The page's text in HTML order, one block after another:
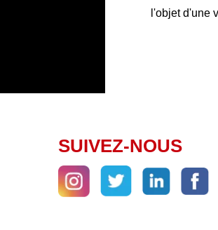
l'objet d'une
SUIVEZ-NOUS